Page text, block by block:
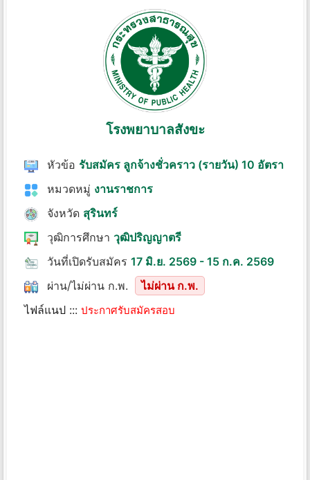
โรงพยาบาลสังขะ
หัวข้อ รับสมัคร ลูกจ้างชั่วคราว (รายวัน) 10 อัตรา
หมวดหมู่ งานราชการ
จังหวัด สุรินทร์
วุฒิการศึกษา วุฒิปริญญาตรี
วันที่เปิดรับสมัคร 17 มิ.ย. 2569 - 15 ก.ค. 2569
ผ่าน/ไม่ผ่าน ก.พ.
ไม่ผ่าน ก.พ.
ไฟล์แนป ::: ประกาศรับสมัครสอบ